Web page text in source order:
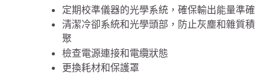
定期校準儀器的光學系統，確保輸出能量準確
清潔冷卻系統和光學頭部，防止灰塵和雜質積
聚
檢查電源連接和電纜狀態
更換耗材和保護罩